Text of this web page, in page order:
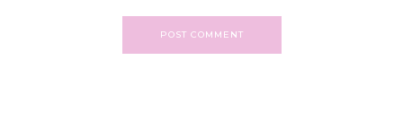
POST COMMENT